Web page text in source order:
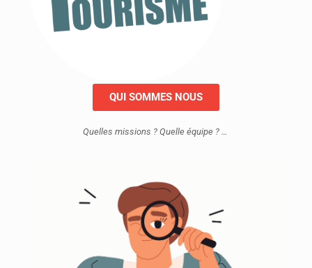
QUI SOMMES NOUS
Quelles missions ? Quelle équipe ? …